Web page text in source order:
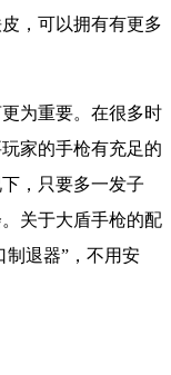
，可以拥有有更多
为重要。在很多时
家的手枪有充足的
，只要多一发子
关于大盾手枪的配
制退器”，不用安